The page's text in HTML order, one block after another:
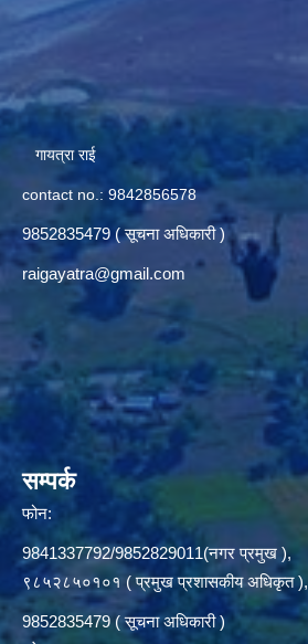
गायत्रा राई
contact no.: 9842856578
9852835479 ( सूचना अधिकारी )
raigayatra@gmail.com
सम्पर्क
फोन:
9841337792/9852829011(नगर प्रमुख ),
९८५२८५०१०१ ( प्रमुख प्रशासकीय अधिकृत ),
9852835479 ( सूचना अधिकारी )